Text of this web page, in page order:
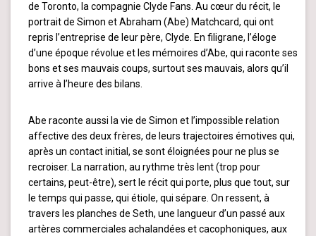
de Toronto, la compagnie Clyde Fans. Au cœur du récit, le
portrait de Simon et Abraham (Abe) Matchcard, qui ont
repris l’entreprise de leur père, Clyde. En filigrane, l’éloge
d’une époque révolue et les mémoires d’Abe, qui raconte ses
bons et ses mauvais coups, surtout ses mauvais, alors qu’il
arrive à l’heure des bilans.
Abe raconte aussi la vie de Simon et l’impossible relation
affective des deux frères, de leurs trajectoires émotives qui,
après un contact initial, se sont éloignées pour ne plus se
recroiser. La narration, au rythme très lent (trop pour
certains, peut-être), sert le récit qui porte, plus que tout, sur
le temps qui passe, qui étiole, qui sépare. On ressent, à
travers les planches de Seth, une langueur d’un passé aux
artères commerciales achalandées et cacophoniques, aux